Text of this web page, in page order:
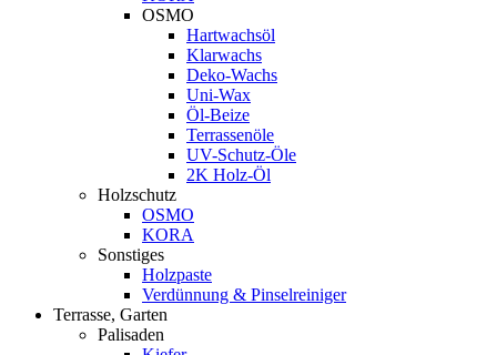
OSMO
Hartwachsöl
Klarwachs
Deko-Wachs
Uni-Wax
Öl-Beize
Terrassenöle
UV-Schutz-Öle
2K Holz-Öl
Holzschutz
OSMO
KORA
Sonstiges
Holzpaste
Verdünnung & Pinselreiniger
Terrasse, Garten
Palisaden